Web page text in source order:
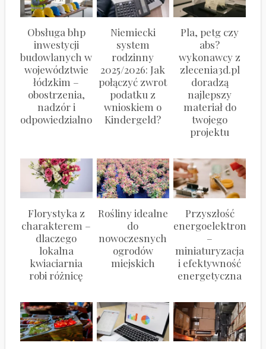
Obsługa bhp
inwestycji
budowlanych w
województwie
łódzkim –
obostrzenia,
nadzór i
odpowiedzialność
Niemiecki
system
rodzinny
2025/2026: Jak
połączyć zwrot
podatku z
wnioskiem o
Kindergeld?
Pla, petg czy
abs?
wykonawcy z
zlecenia3d.pl
doradzą
najlepszy
materiał do
twojego
projektu
Florystyka z
charakterem –
dlaczego
lokalna
kwiaciarnia
robi różnicę
Rośliny idealne
do
nowoczesnych
ogrodów
miejskich
Przyszłość
energoelektroniki
–
miniaturyzacja
i efektywność
energetyczna